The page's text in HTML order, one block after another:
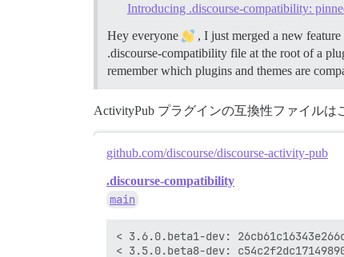
Introducing .discourse-compatibility:
Hey everyone
, I just merged a new
.discourse-compatibility file at the root of a
remember which plugins and themes are
ActivityPub プラグインの互換性ファイルは
github.com/discourse/discourse-activity-pub
.discourse-compatibility
main
< 3.6.0.beta1-dev:
< 3.5.0.beta8-dev: